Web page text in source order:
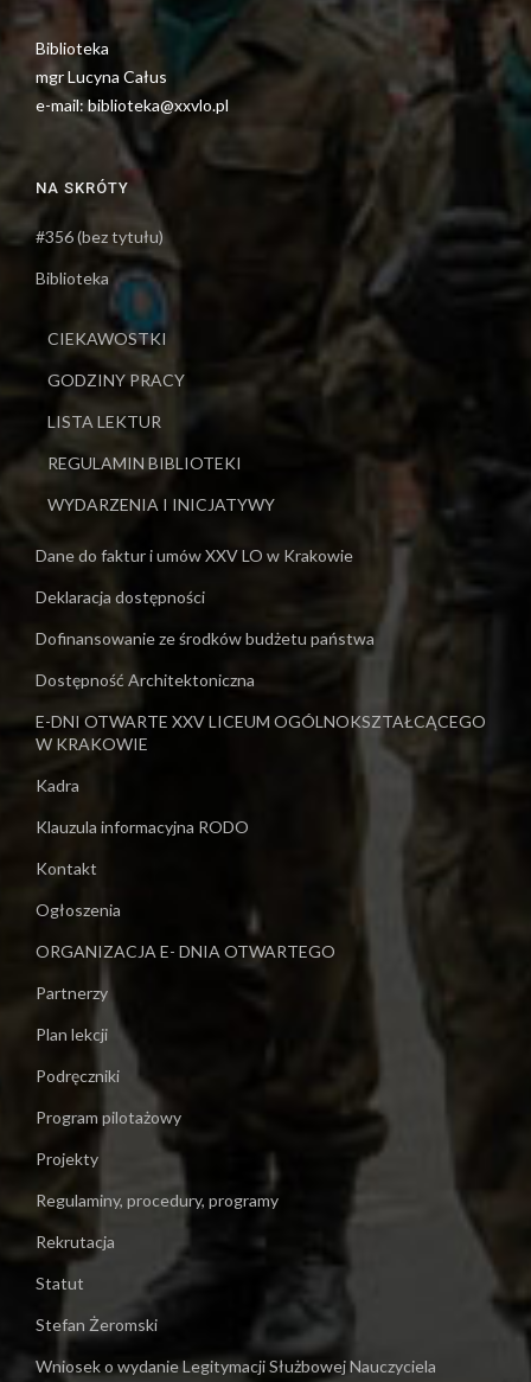
Biblioteka
mgr Lucyna Całus
e-mail: biblioteka@xxvlo.pl
NA SKRÓTY
#356 (bez tytułu)
Biblioteka
CIEKAWOSTKI
GODZINY PRACY
LISTA LEKTUR
REGULAMIN BIBLIOTEKI
WYDARZENIA I INICJATYWY
Dane do faktur i umów XXV LO w Krakowie
Deklaracja dostępności
Dofinansowanie ze środków budżetu państwa
Dostępność Architektoniczna
E-DNI OTWARTE XXV LICEUM OGÓLNOKSZTAŁCĄCEGO
W KRAKOWIE
Kadra
Klauzula informacyjna RODO
Kontakt
Ogłoszenia
ORGANIZACJA E- DNIA OTWARTEGO
Partnerzy
Plan lekcji
Podręczniki
Program pilotażowy
Projekty
Regulaminy, procedury, programy
Rekrutacja
Statut
Stefan Żeromski
Wniosek o wydanie Legitymacji Służbowej Nauczyciela